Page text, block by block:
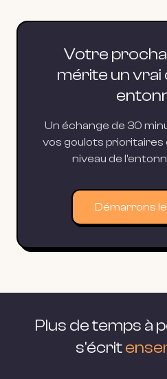
Votre
mérite un vrai
Un échange de 30
vos goulots prioritaires
niveau de
Démarrons
Plus de temps à
s'écrit